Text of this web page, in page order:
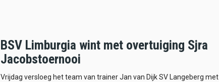
BSV Limburgia wint met overtuiging Sjra
Jacobstoernooi
Vrijdag versloeg het team van trainer Jan van Dijk SV Langeberg met